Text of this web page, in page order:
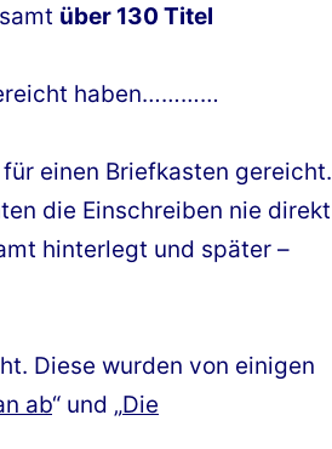
über 130 Titel
haben…………
einen Briefkasten gereicht.
die Einschreiben nie direkt
hinterlegt und später –
Diese wurden von einigen
ab“ und „Die